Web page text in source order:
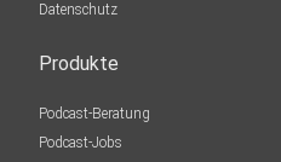
Datenschutz
Produkte
Podcast-Beratung
Podcast-Jobs